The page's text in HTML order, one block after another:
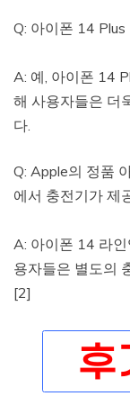
Q: 아이폰 14
A: 예, 아이폰 14
해 사용자들은 더
다.
Q: Apple의 정품
에서 충전기가 제
A: 아이폰 14 라
용자들은 별도의
[2]